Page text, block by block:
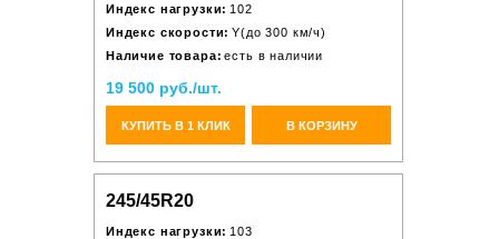
Индекс нагрузки: 102
Индекс скорости: Y(до 300 км/ч)
Наличие товара: есть в наличии
19 500 руб./шт.
КУПИТЬ В 1 КЛИК В КОРЗИНУ
245/45R20
Индекс нагрузки: 103